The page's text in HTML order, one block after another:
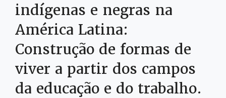
indígenas e negras na
América Latina:
Construção de formas de
viver a partir dos campos
da educação e do trabalho.